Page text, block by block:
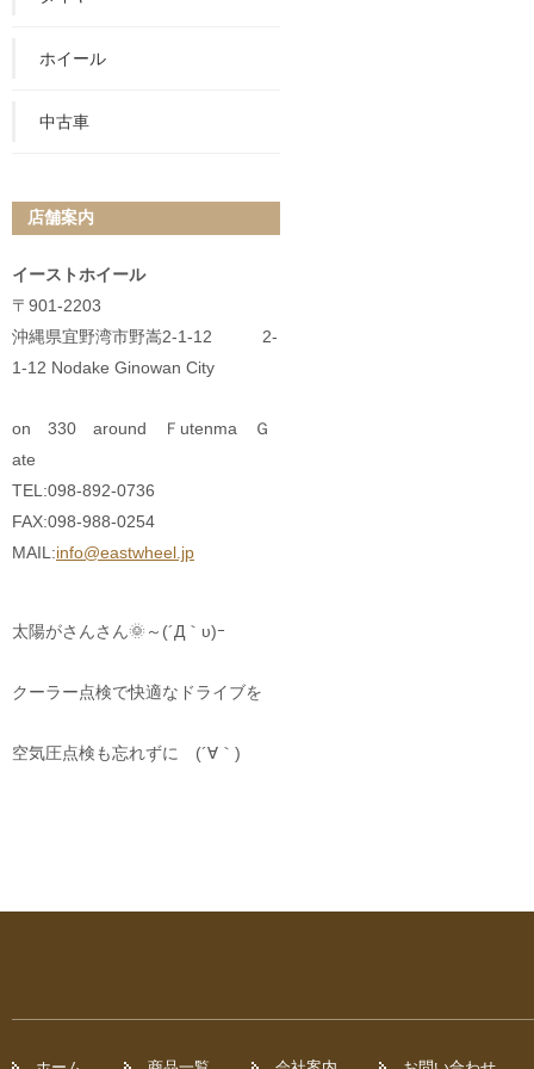
ホイール
中古車
店舗案内
イーストホイール
〒901-2203
沖縄県宜野湾市野嵩2-1-12 2-
1-12 Nodake Ginowan City
on 330 around Ｆutenma Ｇ
ate
TEL:098-892-0736
FAX:098-988-0254
MAIL:info@eastwheel.jp
太陽がさんさん🌞～(´Д｀υ)ｰ
クーラー点検で快適なドライブを
空気圧点検も忘れずに (´∀｀)